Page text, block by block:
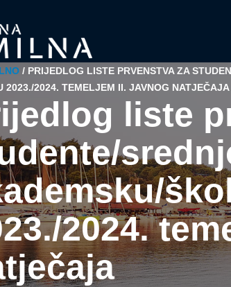
/ PRIJEDLOG LISTE PRVENSTVA ZA
2023./2024. TEMELJEM II. JAVNOG NATJEČAJA
liste
2024.